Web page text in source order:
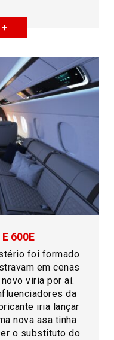
600E
foi formado
em cenas
viria por aí.
da
iria lançar
nova asa tinha
o substituto do